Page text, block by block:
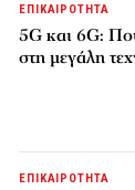
ΕΠΙΚΑΙΡΟΤΗΤΑ
5G και 6G:
στη μεγάλη
ΕΠΙΚΑΙΡΟΤΗΤΑ